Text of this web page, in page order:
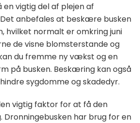
vigtig del af plejen af
anbefales at beskære busken
hvilket normalt er omkring juni
de visne blomsterstande og
du fremme ny vækst og en
på busken. Beskæring kan også
sygdomme og skadedyr.
vigtig faktor for at få den
Dronningebusken har brug for en